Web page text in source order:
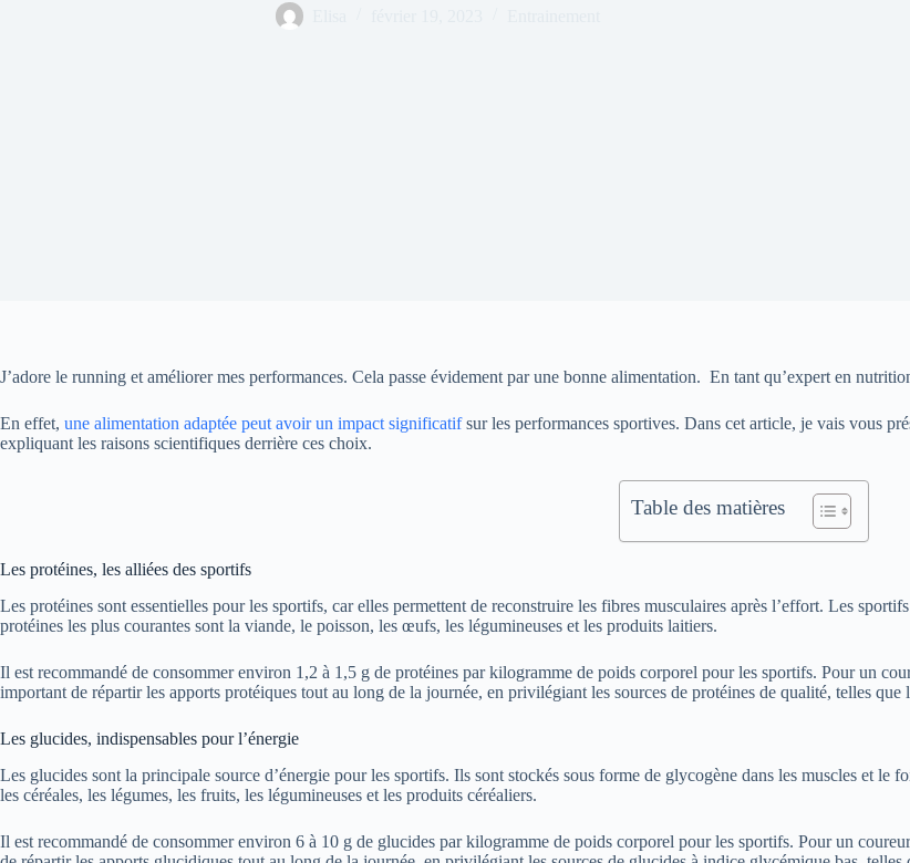
J’adore le running et améliorer mes performances. Cela passe évidement par une bonne alimentation. En tant qu’expert en
En effet, une alimentation adaptée peut avoir un impact significatifsur les performances sportives. Dans cet article, je vais vous
expliquant les raisons scientifiques derrière ces choix.
Table des matières
Les protéines, les alliées des sportifs
Les protéines sont essentielles pour les sportifs, car elles permettent de reconstruire les fibres musculaires après l’effort. Les
protéines les plus courantes sont la viande, le poisson, les œufs, les légumineuses et les produits laitiers.
Il est recommandé de consommer environ 1,2 à 1,5 g de protéines par kilogramme de poids corporel pour les sportifs. Pour un
important de répartir les apports protéiques tout au long de la journée, en privilégiant les sources de protéines de qualité, telles que
Les glucides, indispensables pour l’énergie
Les glucides sont la principale source d’énergie pour les sportifs. Ils sont stockés sous forme de glycogène dans les muscles et le
les céréales, les légumes, les fruits, les légumineuses et les produits céréaliers.
Il est recommandé de consommer environ 6 à 10 g de glucides par kilogramme de poids corporel pour les sportifs. Pour un